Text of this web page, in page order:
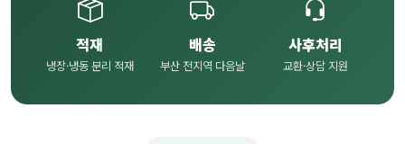
적재
냉장·냉동 분리 적재
배송
부산 전지역 다음날
사후처리
교환·상담 지원